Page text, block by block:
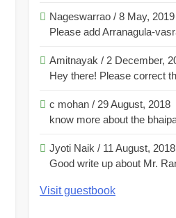
Nageswarrao / 8 May, 2019
Please add Arranagula-
Amitnayak / 2 December,
Hey there! Please correct
c mohan / 29 August, 2018
know more about the
Jyoti Naik / 11 August, 2018
Good write up about Mr.
Visit guestbook